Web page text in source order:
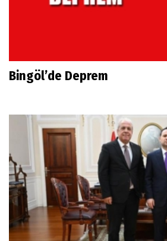
Bingöl’de Deprem